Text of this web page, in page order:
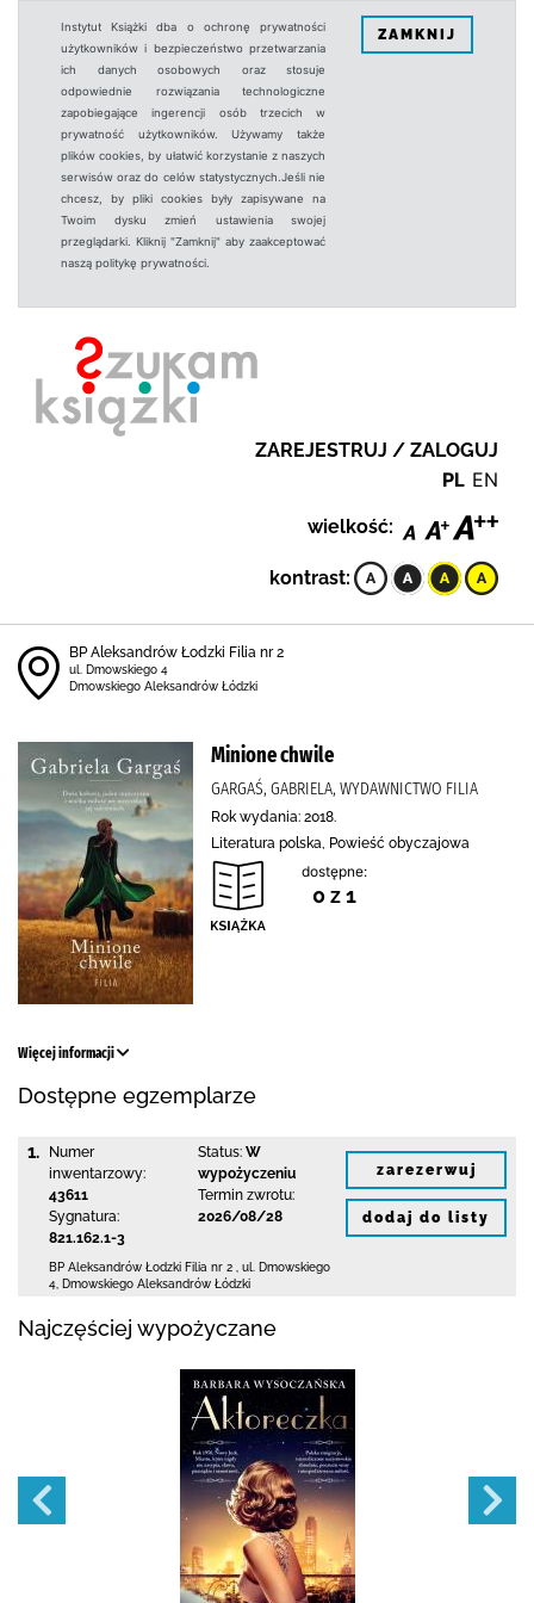
Instytut Książki dba o ochronę prywatności
użytkowników i bezpieczeństwo przetwarzania
ich danych osobowych oraz stosuje
odpowiednie rozwiązania technologiczne
zapobiegające ingerencji osób trzecich w
prywatność użytkowników. Używamy także
plików cookies, by ułatwić korzystanie z naszych
serwisów oraz do celów statystycznych.Jeśli nie
chcesz, by pliki cookies były zapisywane na
Twoim dysku zmień ustawienia swojej
przeglądarki. Kliknij "Zamknij" aby zaakceptować
naszą politykę prywatności.
ZAMKNIJ
ZAREJESTRUJ / ZALOGUJ
PL EN
wielkość:
kontrast:
BP Aleksandrów Łodzki Filia nr 2
ul. Dmowskiego 4
Dmowskiego Aleksandrów Łódzki
Minione chwile
GARGAŚ, GABRIELA, WYDAWNICTWO FILIA
Rok wydania: 2018.
Literatura polska, Powieść obyczajowa
dostępne:
0 z 1
Więcej informacji
Dostępne egzemplarze
1.
Numer
inwentarzowy:
43611
Sygnatura:
821.162.1-3
Status: W
wypożyczeniu
Termin zwrotu:
2026/08/28
BP Aleksandrów Łodzki Filia nr 2
ul. Dmowskiego
4 Dmowskiego Aleksandrów Łódzki
zarezerwuj
dodaj do listy
Najczęściej wypożyczane